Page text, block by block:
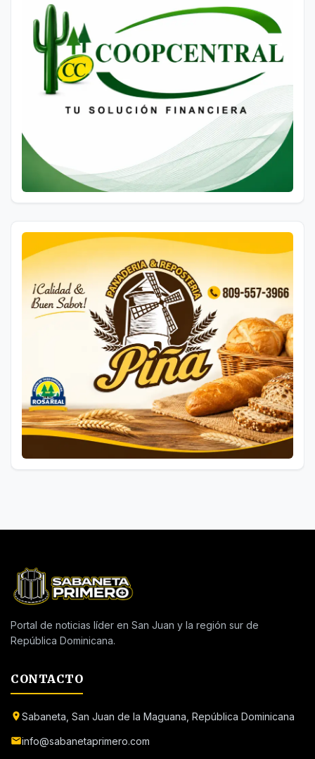
Portal de noticias líder en San Juan y la región sur de
República Dominicana.
CONTACTO
Sabaneta, San Juan de la Maguana, República Dominicana
info@sabanetaprimero.com